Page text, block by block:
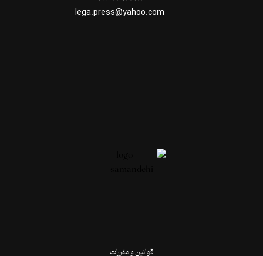
قوانین و مقررات